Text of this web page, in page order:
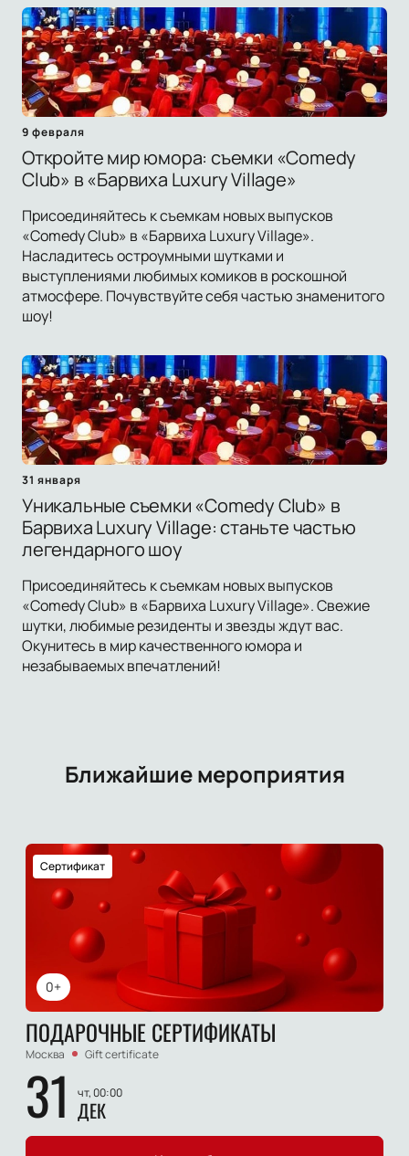
9 февраля
Откройте мир юмора: съемки «Comedy
Club» в «Барвиха Luxury Village»
Присоединяйтесь к съемкам новых выпусков
«Comedy Club» в «Барвиха Luxury Village».
Насладитесь остроумными шутками и
выступлениями любимых комиков в роскошной
атмосфере. Почувствуйте себя частью знаменитого
шоу!
31 января
Уникальные съемки «Comedy Club» в
Барвиха Luxury Village: станьте частью
легендарного шоу
Присоединяйтесь к съемкам новых выпусков
«Comedy Club» в «Барвиха Luxury Village». Свежие
шутки, любимые резиденты и звезды ждут вас.
Окунитесь в мир качественного юмора и
незабываемых впечатлений!
Ближайшие мероприятия
0+
Сертификат
ПОДАРОЧНЫЕ СЕРТИФИКАТЫ
Москва Gift certificate
31 чт, 00:00
ДЕК